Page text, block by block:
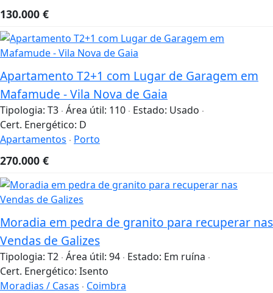
130.000 €
Apartamento T2+1 com Lugar de Garagem em
Mafamude - Vila Nova de Gaia
Tipologia: T3 Área útil: 110 Estado: Usado
Cert. Energético: D
Apartamentos
Porto
270.000 €
Moradia em pedra de granito para recuperar nas
Vendas de Galizes
Tipologia: T2 Área útil: 94 Estado: Em ruína
Cert. Energético: Isento
Moradias / Casas
Coimbra